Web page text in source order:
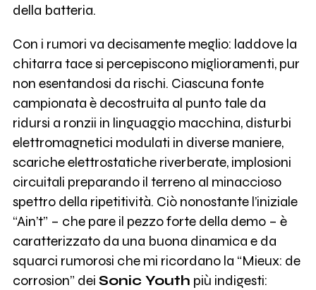
della batteria.
Con i rumori va decisamente meglio: laddove la
chitarra tace si percepiscono miglioramenti, pur
non esentandosi da rischi. Ciascuna fonte
campionata è decostruita al punto tale da
ridursi a ronzii in linguaggio macchina, disturbi
elettromagnetici modulati in diverse maniere,
scariche elettrostatiche riverberate, implosioni
circuitali preparando il terreno al minaccioso
spettro della ripetitività. Ciò nonostante l’iniziale
“Ain’t” – che pare il pezzo forte della demo – è
caratterizzato da una buona dinamica e da
squarci rumorosi che mi ricordano la “Mieux: de
corrosion” dei Sonic Youth più indigesti: